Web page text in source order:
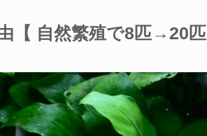
【 自然繁殖で8匹→20匹